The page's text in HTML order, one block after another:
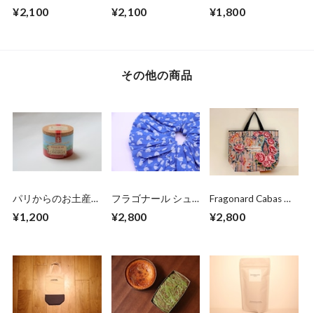
Frères アイスティー
¥2,100
Frères アイスティー
¥2,100
Frères 缶入アールグ
¥1,800
その他の商品
パリからのお土産便
Camargue (125g、
¥1,200
フラゴナール シュ
ト
¥2,800
Fragonard Cabas バ
ピンク
¥2,800